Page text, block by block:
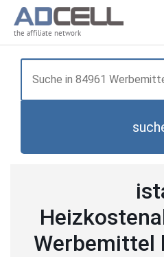
the affiliate network
Werbemittel